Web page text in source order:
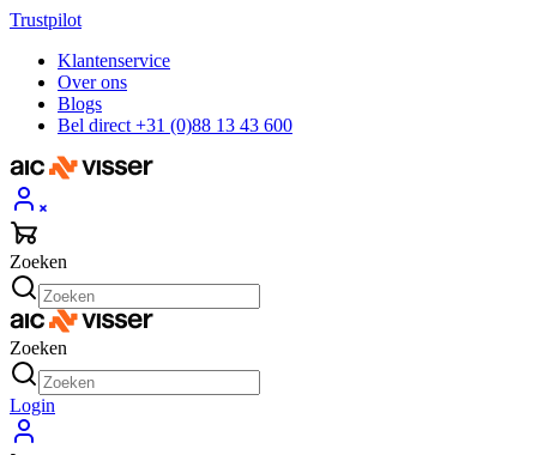
Trustpilot
Klantenservice
Over ons
Blogs
Bel direct +31 (0)88 13 43 600
Zoeken
Zoeken
Login